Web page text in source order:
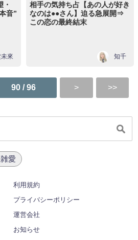
音”
來
相手の気持ち占【あの人が好き
なのは●●さん】迫る急展開⇒
この恋の最終結末
知千
90 / 96
愛
利用規約
プライバシーポリシー
運営会社
お知らせ